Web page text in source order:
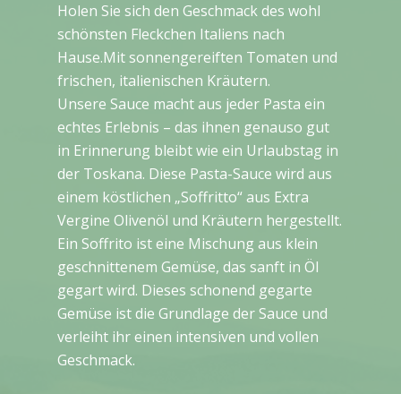
Holen Sie sich den Geschmack des wohl
schönsten Fleckchen Italiens nach
Hause.Mit sonnengereiften Tomaten und
frischen, italienischen Kräutern.
Unsere Sauce macht aus jeder Pasta ein
echtes Erlebnis – das ihnen genauso gut
in Erinnerung bleibt wie ein Urlaubstag in
der Toskana. Diese Pasta-Sauce wird aus
einem köstlichen „Soffritto“ aus Extra
Vergine Olivenöl und Kräutern hergestellt.
Ein Soffrito ist eine Mischung aus klein
geschnittenem Gemüse, das sanft in Öl
gegart wird. Dieses schonend gegarte
Gemüse ist die Grundlage der Sauce und
verleiht ihr einen intensiven und vollen
Geschmack.